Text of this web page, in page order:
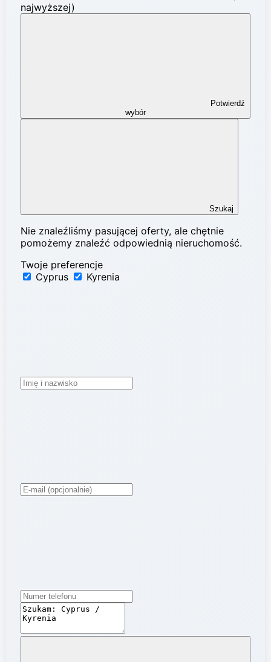
najwyższej)
wybór
Szukaj
Nie znaleźliśmy pasującej oferty, ale chętnie
pomożemy znaleźć odpowiednią nieruchomość.
Twoje preferencje
Cyprus
Kyrenia